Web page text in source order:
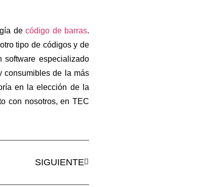
decódigo de barras.
tipo de códigos y de
software especializado
consumibles de la más
en la elección de la
con nosotros, en TEC
SIGUIENTE